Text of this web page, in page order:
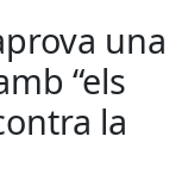
una
“els
la